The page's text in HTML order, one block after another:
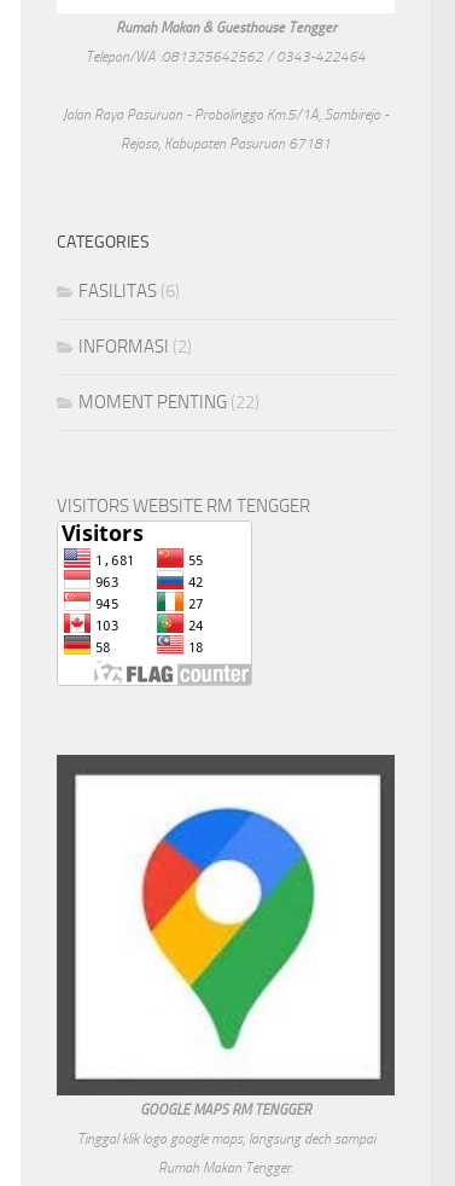
Rumah Makan & Guesthouse Tengger
Telepon/WA :081325642562 / 0343-422464
Jalan Raya Pasuruan - Probolinggo Km.5/1A, Sambirejo -
Rejoso, Kabupaten Pasuruan 67181
CATEGORIES
FASILITAS (6)
INFORMASI (2)
MOMENT PENTING (22)
VISITORS WEBSITE RM TENGGER
GOOGLE MAPS RM TENGGER
Tinggal klik logo google maps, langsung dech sampai
Rumah Makan Tengger.